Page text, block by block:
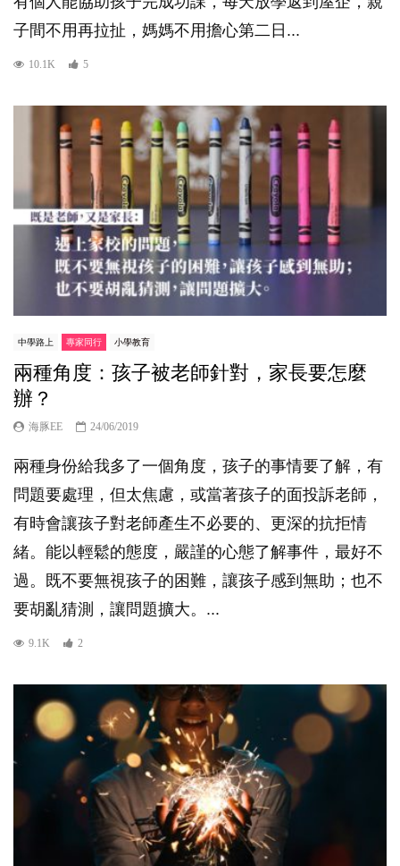
子間不用再拉扯，媽媽不用擔心第二日...
10.1K 5
中學路上 專家同行 小學教育
兩種角度：孩子被老師針對，家長要怎麼
辦？
海豚EE 24/06/2019
兩種身份給我多了一個角度，孩子的事情要了解，有
問題要處理，但太焦慮，或當著孩子的面投訴老師，
有時會讓孩子對老師產生不必要的、更深的抗拒情
緒。能以輕鬆的態度，嚴謹的心態了解事件，最好不
過。既不要無視孩子的困難，讓孩子感到無助；也不
要胡亂猜測，讓問題擴大。...
9.1K 2